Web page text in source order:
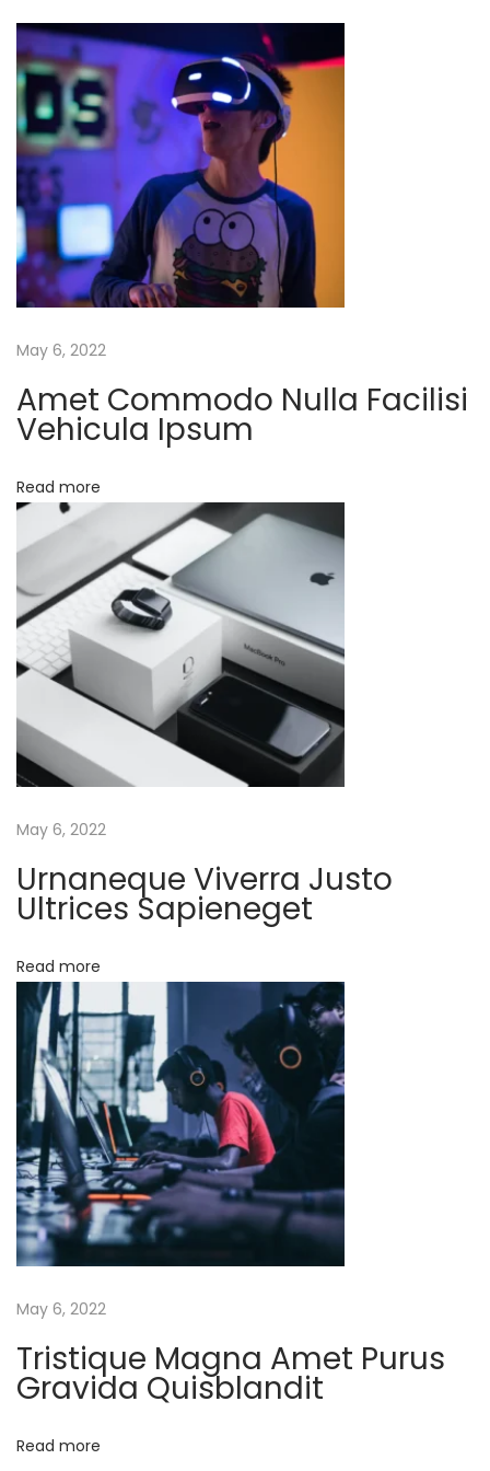
u
m
F
a
u
c
i
b
u
s
n
a
e
u
a
m
i
a
a
s
a
U
r
c
i
e
s
e
n
d
e
May 6, 2022
Amet Commodo Nulla Facilisi
Vehicula Ipsum
Read more
May 6, 2022
Urnaneque Viverra Justo
Ultrices Sapieneget
Read more
May 6, 2022
Tristique Magna Amet Purus
Gravida Quisblandit
Read more